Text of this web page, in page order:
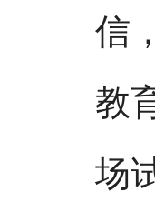
信
教
场